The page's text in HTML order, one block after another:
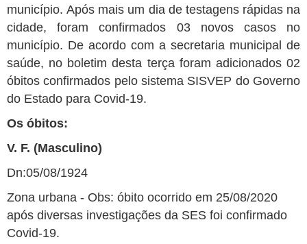
município. Após mais um dia de testagens rápidas na
cidade, foram confirmados 03 novos casos no
município. De acordo com a secretaria municipal de
saúde, no boletim desta terça foram adicionados 02
óbitos confirmados pelo sistema SISVEP do Governo
do Estado para Covid-19.
Os óbitos:
V. F. (Masculino)
Dn:05/08/1924
Zona urbana - Obs: óbito ocorrido em 25/08/2020
após diversas investigações da SES foi confirmado
Covid-19.